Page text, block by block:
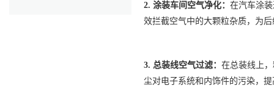
2. 涂装车间空气净化： 在汽车涂
效拦截空气中的大颗粒杂质，为
3. 总装线空气过滤： 在总装线上
尘对电子系统和内饰件的污染，